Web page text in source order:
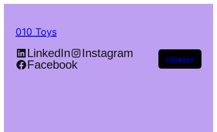
010 Toys
LinkedIn
Instagram
Facebook
Inloggen